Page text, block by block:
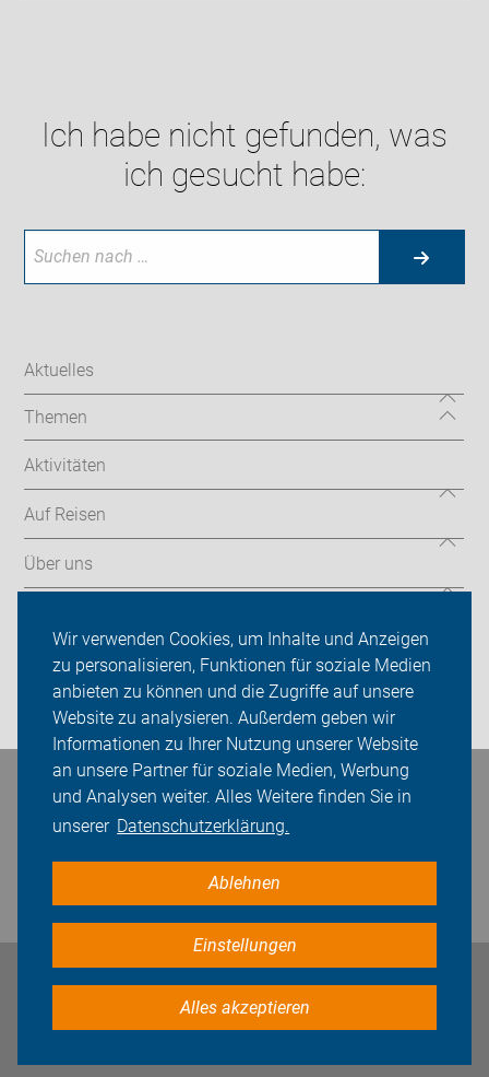
Wir verwenden Cookies, um Inhalte und Anzeigen
zu personalisieren, Funktionen für soziale Medien
anbieten zu können und die Zugriffe auf unsere
Website zu analysieren. Außerdem geben wir
Informationen zu Ihrer Nutzung unserer Website
an unsere Partner für soziale Medien, Werbung
und Analysen weiter. Alles Weitere finden Sie in
unserer Datenschutzerklärung.
Ablehnen
Einstellungen
Alles akzeptieren
Ich habe nicht gefunden, was
ich gesucht habe:
Aktuelles
Themen
Aktivitäten
Auf Reisen
Über uns
Presse
Login
Bleiben Sie in Kontakt